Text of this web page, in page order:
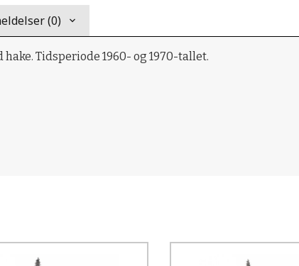
(0)
Tidsperiode 1960- og 1970-tallet.